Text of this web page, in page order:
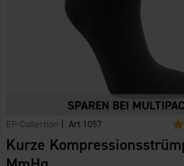
EP-Collection | Art 1057
Kurze